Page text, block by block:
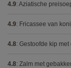
4.9: Aziatische
4.9: Fricassee van
4.8: Gestoofde kip met
4.8: Zalm met